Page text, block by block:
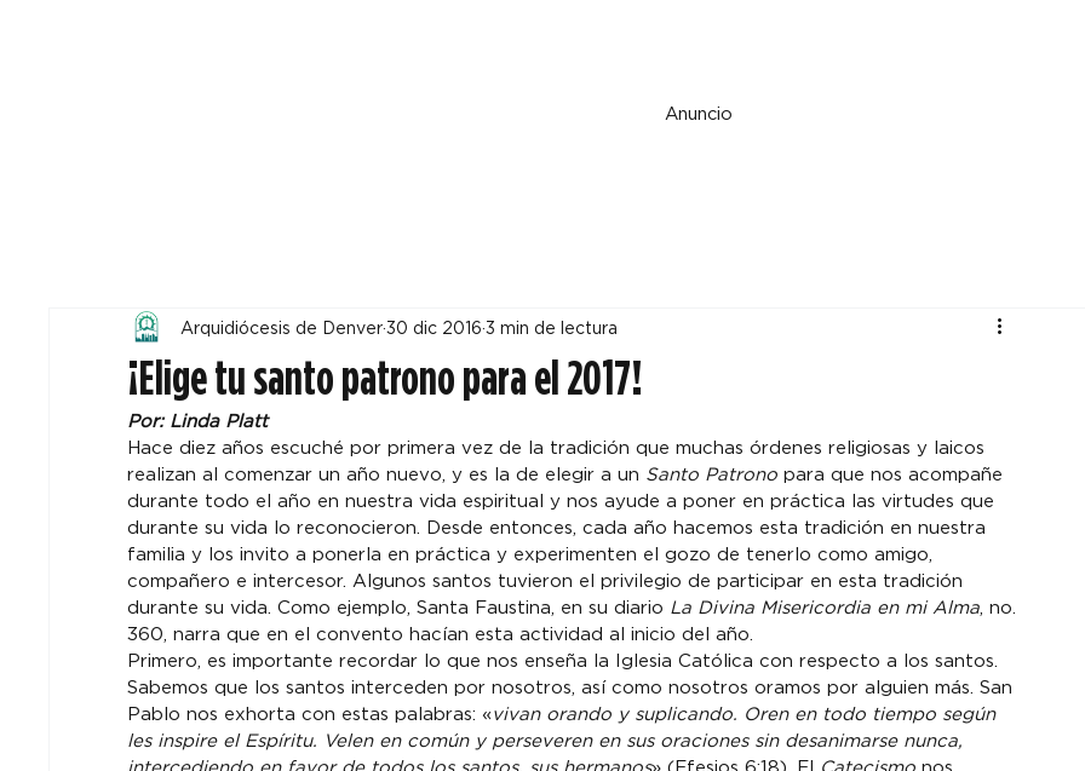
Anuncio
¡Elige tu santo patrono para el 2017!
Arquidiócesis de Denver30 dic 2016 3 min de lectura
Por: Linda Platt
Hace diez años escuché por primera vez de la tradición que muchas órdenes religiosas y laicos
realizan al comenzar un año nuevo, y es la de elegir a un Santo Patrono para que nos acompañe
durante todo el año en nuestra vida espiritual y nos ayude a poner en práctica las virtudes que
durante su vida lo reconocieron. Desde entonces, cada año hacemos esta tradición en nuestra
familia y los invito a ponerla en práctica y experimenten el gozo de tenerlo como amigo,
compañero e intercesor. Algunos santos tuvieron el privilegio de participar en esta tradición
durante su vida. Como ejemplo, Santa Faustina, en su diario La Divina Misericordia en mi Alma, no.
360, narra que en el convento hacían esta actividad al inicio del año.
Primero, es importante recordar lo que nos enseña la Iglesia Católica con respecto a los santos.
Sabemos que los santos interceden por nosotros, así como nosotros oramos por alguien más. San
Pablo nos exhorta con estas palabras: «vivan orando y suplicando. Oren en todo tiempo según
les inspire el Espíritu. Velen en común y perseveren en sus oraciones sin desanimarse nunca,